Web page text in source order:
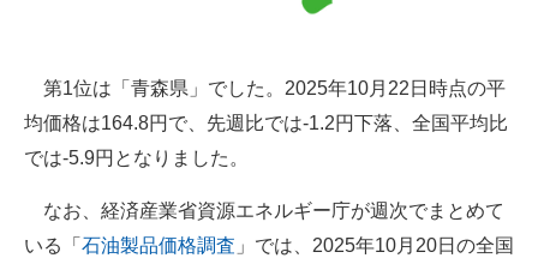
第1位は「青森県」でした。2025年10月22日時点の平
均価格は164.8円で、先週比では-1.2円下落、全国平均比
では-5.9円となりました。
なお、経済産業省資源エネルギー庁が週次でまとめて
いる「 石油製品価格調査 」では、2025年10月20日の全国